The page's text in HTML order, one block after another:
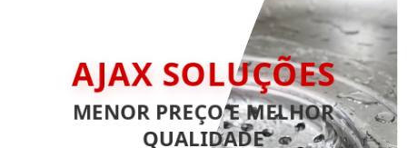
AJAX SOLUÇÕES
MENOR PREÇO E MELHOR
QUALIDADE